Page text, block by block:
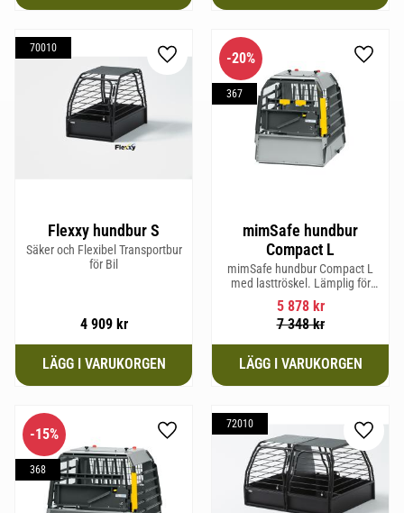
Flexxy hundbur S
Säker och Flexibel Transportbur
för Bil
4 909kr
70010
Lägg till i favoriter
mimSafe hundbur
Compact L
mimSafe hundbur Compact L
med lasttröskel. Lämplig för
hundraser upp till 58 cm i
mankhöjd.
5 878kr
7 348kr
20%
367
Lägg
15%
368
Lägg till i favoriter
72010
Lägg